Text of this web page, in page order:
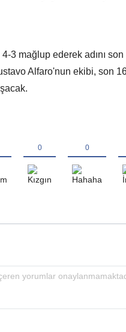
3 mağlup ederek adını
Alfaro'nun ekibi, son